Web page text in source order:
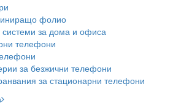
фолио
за дома и офиса
телефони
за безжични телефони
за стационарни телефони